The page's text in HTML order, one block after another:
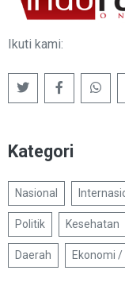
Ikuti kami:
Kategori
Nasional
Politik Kesehatan
Daerah Ekonomi /